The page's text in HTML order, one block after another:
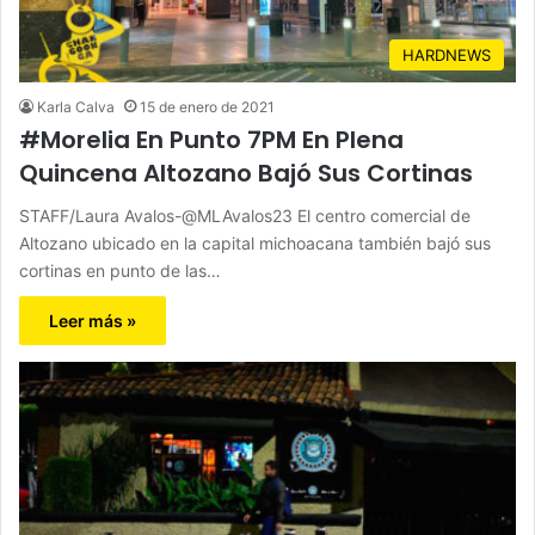
HARDNEWS
Karla Calva 15 de enero de 2021
#Morelia En Punto 7PM En Plena
Quincena Altozano Bajó Sus Cortinas
STAFF/Laura Avalos-@MLAvalos23 El centro comercial de
Altozano ubicado en la capital michoacana también bajó sus
cortinas en punto de las…
Leer más »